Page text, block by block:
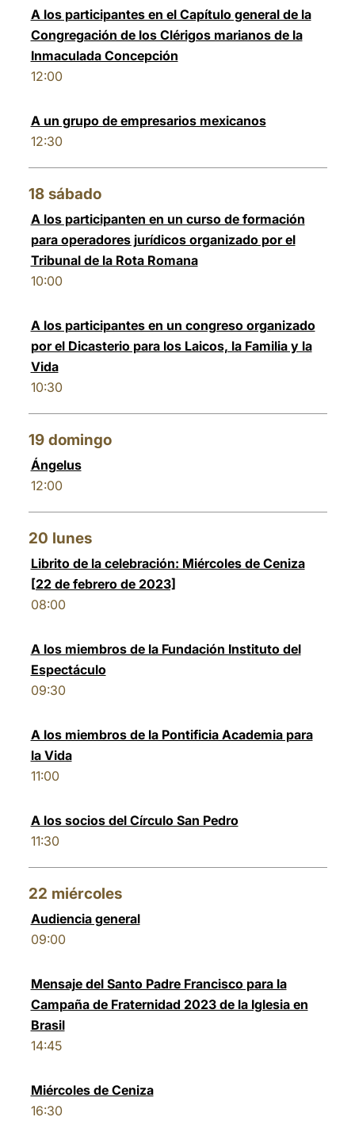
A los participantes en el Capítulo general de la
Congregación de los Clérigos marianos de la
Inmaculada Concepción
12:00
A un grupo de empresarios mexicanos
12:30
18 sábado
A los participanten en un curso de formación
para operadores jurídicos organizado por el
Tribunal de la Rota Romana
10:00
A los participantes en un congreso organizado
por el Dicasterio para los Laicos, la Familia y la
Vida
10:30
19 domingo
Ángelus
12:00
20 lunes
Librito de la celebración: Miércoles de Ceniza
[22 de febrero de 2023]
08:00
A los miembros de la Fundación Instituto del
Espectáculo
09:30
A los miembros de la Pontificia Academia para
la Vida
11:00
A los socios del Círculo San Pedro
11:30
22 miércoles
Audiencia general
09:00
Mensaje del Santo Padre Francisco para la
Campaña de Fraternidad 2023 de la Iglesia en
Brasil
14:45
Miércoles de Ceniza
16:30